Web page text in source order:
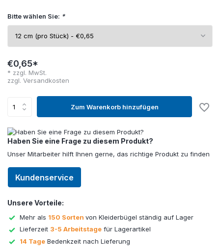
Bitte wählen Sie: *
€0,65*
* zzgl. MwSt.
zzgl. Versandkosten
Zum Warenkorb hinzufügen
Haben Sie eine Frage zu diesem Produkt?
Unser Mitarbeiter hilft Ihnen gerne, das richtige Produkt zu finden
Kundenservice
Unsere Vorteile:
Mehr als 150 Sorten von Kleiderbügel ständig auf Lager
Lieferzeit 3-5 Arbeitstage für Lagerartikel
14 Tage Bedenkzeit nach Lieferung